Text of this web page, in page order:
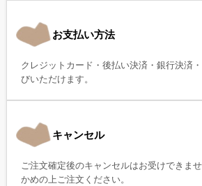
お支払い方法
クレジットカード・後払い決済・銀行決済
びいただけます。
キャンセル
ご注文確定後のキャンセルはお受けできま
かめの上ご注文ください。